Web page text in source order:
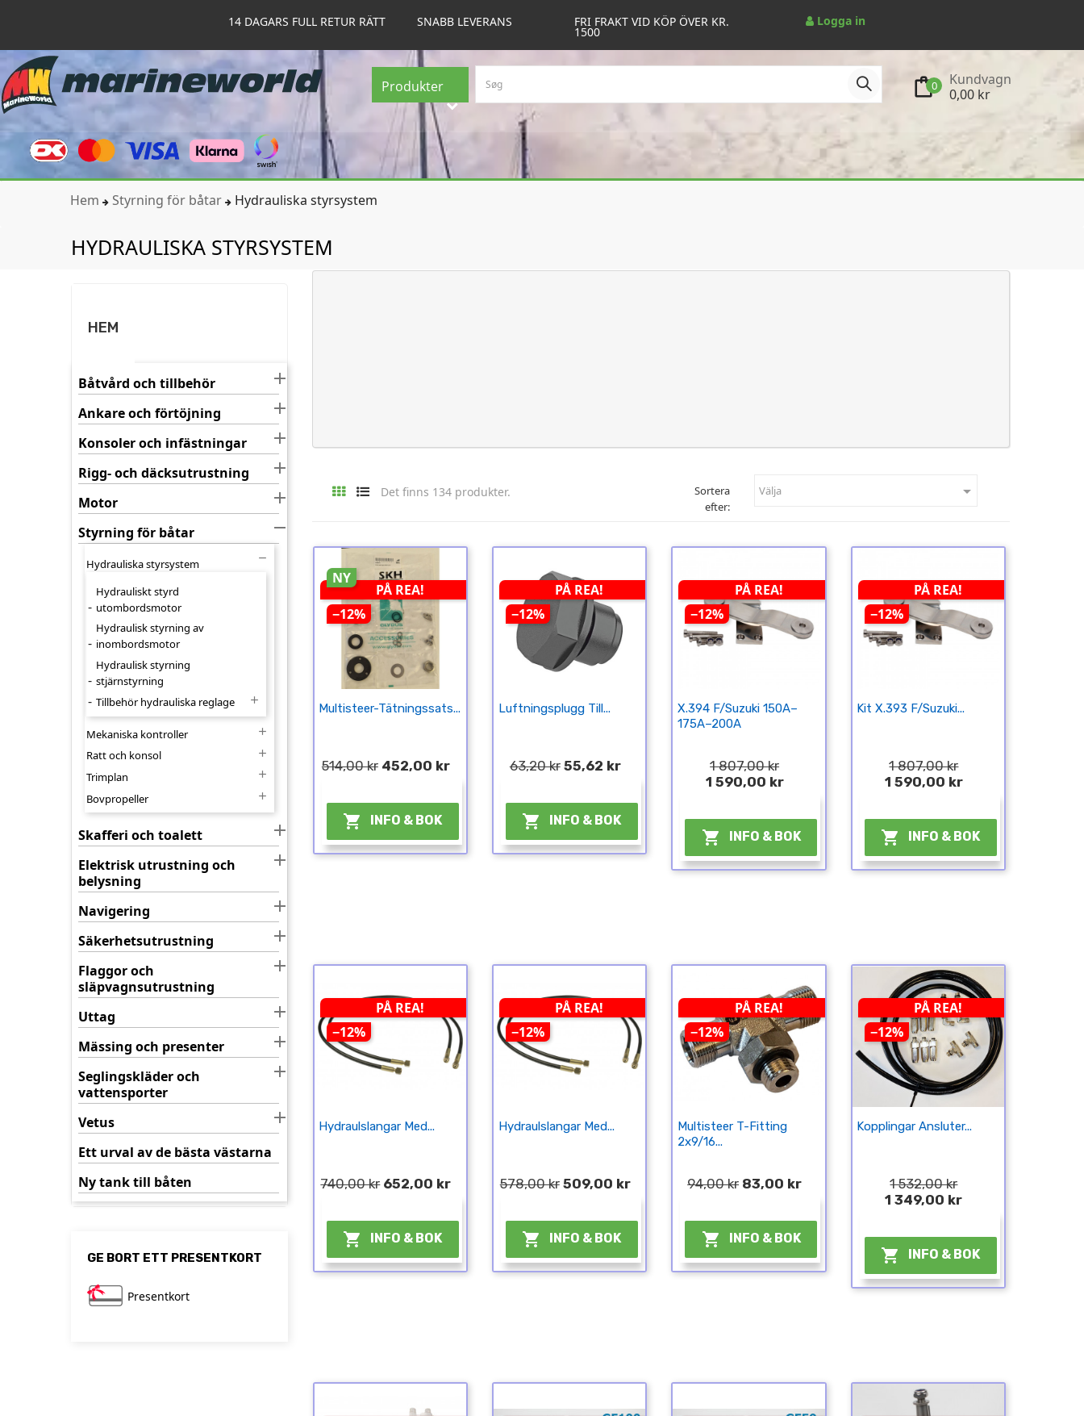
14 DAGARS FULL RETUR RÄTT SNABB LEVERANS FRI FRAKT VID KÖP ÖVER KR.
1500
Logga in
Produkter 0
Kundvagn
0,00 kr
Hem Styrning för båtar Hydrauliska styrsystem
HYDRAULISKA STYRSYSTEM
HEM
Båtvård och tillbehör 
Ankare och förtöjning 
Konsoler och infästningar 
Rigg- och däcksutrustning 
Motor 
Styrning för båtar 
Hydrauliska styrsystem 
Hydrauliskt styrd
utombordsmotor
Hydraulisk styrning av
inombordsmotor
Hydraulisk styrning
stjärnstyrning
Tillbehör hydrauliska reglage

Mekaniska kontroller 
Ratt och konsol 
Trimplan 
Bovpropeller 
Skafferi och toalett 
Elektrisk utrustning och
belysning

Navigering 
Säkerhetsutrustning 
Flaggor och
släpvagnsutrustning

Uttag 
Mässing och presenter 
Seglingskläder och
vattensporter

Vetus 
Ett urval av de bästa västarna
Ny tank till båten
GE BORT ETT PRESENTKORT
Presentkort
Det finns 134 produkter.
Sortera
efter:
Välja 
PÅ REA!
−12%
NY
Multisteer-Tätningssats...
514,00 kr 452,00 kr
 INFO & BOK
PÅ REA!
−12%
Luftningsplugg Till...
63,20 kr 55,62 kr
 INFO & BOK
PÅ REA!
−12%
X.394 F/Suzuki 150A–
175A–200A
1 807,00 kr
1 590,00 kr
 INFO & BOK
PÅ REA!
−12%
Kit X.393 F/Suzuki...
1 807,00 kr
1 590,00 kr
 INFO & BOK
PÅ REA!
−12%
Hydraulslangar Med...
740,00 kr 652,00 kr
 INFO & BOK
PÅ REA!
−12%
Hydraulslangar Med...
578,00 kr 509,00 kr
 INFO & BOK
PÅ REA!
−12%
Multisteer T-Fitting
2x9/16...
94,00 kr 83,00 kr
 INFO & BOK
PÅ REA!
−12%
Kopplingar Ansluter...
1 532,00 kr
1 349,00 kr
 INFO & BOK